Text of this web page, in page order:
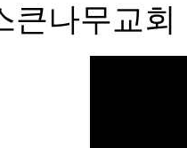
큰나무교회